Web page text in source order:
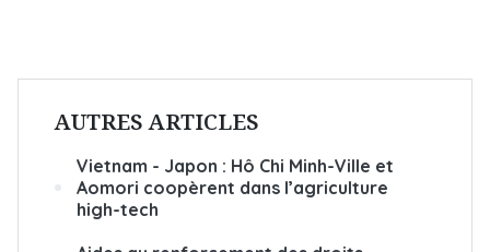
AUTRES ARTICLES
Vietnam - Japon : Hô Chi Minh-Ville et
Aomori coopèrent dans l’agriculture
high-tech